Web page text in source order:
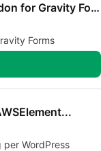
Heartland Secure Submit Addon for Gravity Forms
Forms
per WordPress